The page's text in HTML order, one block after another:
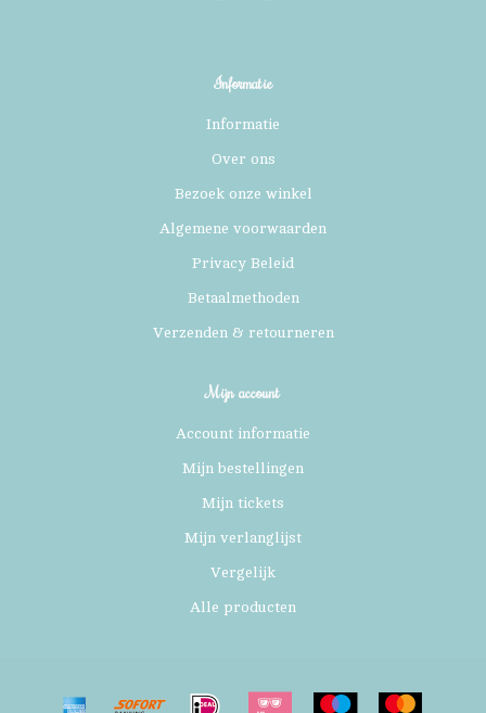
Informatie
Informatie
Over ons
Bezoek onze winkel
Algemene voorwaarden
Privacy Beleid
Betaalmethoden
Verzenden & retourneren
Mijn account
Account informatie
Mijn bestellingen
Mijn tickets
Mijn verlanglijst
Vergelijk
Alle producten